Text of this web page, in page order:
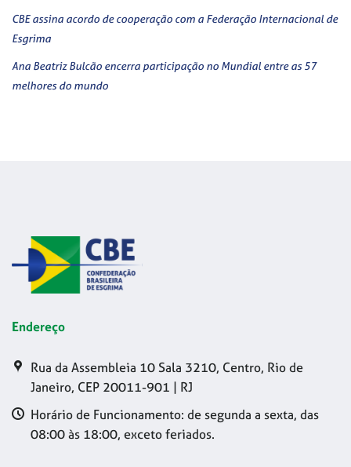
CBE assina acordo de cooperação com a Federação Internacional de
Esgrima
Ana Beatriz Bulcão encerra participação no Mundial entre as 57
melhores do mundo
Endereço
Rua da Assembleia 10 Sala 3210, Centro, Rio de
Janeiro, CEP 20011-901 | RJ
Horário de Funcionamento: de segunda a sexta, das
08:00 às 18:00, exceto feriados.